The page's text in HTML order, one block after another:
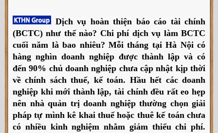
Dịch vụ hoàn thiện báo cáo tài chính
(BCTC) như thế nào? Chi phí dịch vụ làm BCTC
cuối năm là bao nhiêu? Mỗi tháng tại Hà Nội có
hàng nghìn doanh nghiệp được thành lập và có
đến 90% chủ doanh nghiệp chưa cập nhật kịp thời
về chính sách thuế, kế toán. Hầu hết các doanh
nghiệp khi mới thành lập, tài chính đều rất eo hẹp
nên nhà quản trị doanh nghiệp thường chọn giải
pháp tự mình kê khai thuế hoặc thuê kế toán chưa
có nhiều kinh nghiệm nhằm giảm thiểu chi phí.